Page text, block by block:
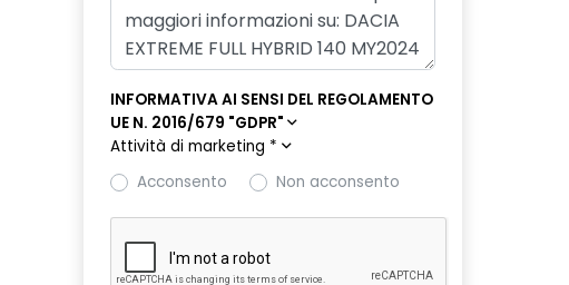
INFORMATIVA AI SENSI DEL REGOLAMENTO
UE N. 2016/679 "GDPR"
Attività di marketing *
Acconsento
Non acconsento